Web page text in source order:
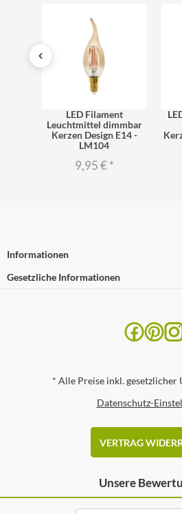
LED Filament
Leuchtmittel dimmbar
Kerzen Design E14 -
LM104
9,95 €*
Informationen
Gesetzliche Informationen
* Alle Preise inkl. gesetzlicher
Datenschutz-
VERTRAG
Unsere